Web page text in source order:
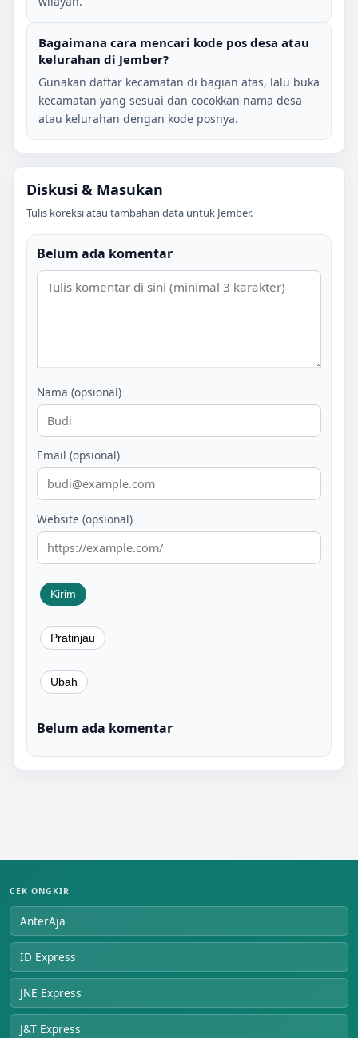
Bagaimana cara mencari kode pos desa atau
kelurahan di Jember?
Gunakan daftar kecamatan di bagian atas, lalu buka
kecamatan yang sesuai dan cocokkan nama desa
atau kelurahan dengan kode posnya.
Diskusi & Masukan
Tulis koreksi atau tambahan data untuk Jember.
Belum ada komentar
Nama (opsional)
Email (opsional)
Website (opsional)
Belum ada komentar
CEK ONGKIR
AnterAja
ID Express
JNE Express
J&T Express